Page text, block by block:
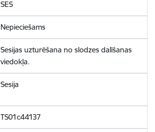
SES
Nepieciešams
Sesijas uzturēšana no slodzes dalīšanas
viedokļa.
Sesija
TS01c44137